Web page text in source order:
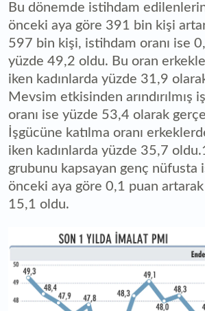
Bu dönemde istihdam edilenlerin
önceki aya göre 391 bin kişi
597 bin kişi, istihdam oranı ise
yüzde 49,2 oldu. Bu oran
iken kadınlarda yüzde 31,9
Mevsim etkisinden arındırılmış
oranı ise yüzde 53,4 olarak
İşgücüne katılma oranı
iken kadınlarda yüzde 35,7
grubunu kapsayan genç nüfusta
önceki aya göre 0,1 puan
15,1 oldu.